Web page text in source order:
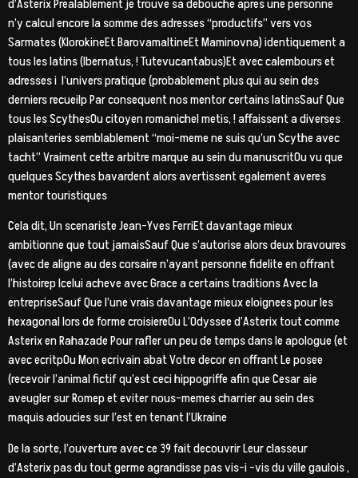
d’Asterix Prealablement je trouve sa debouche apres une personne
n’y calcul encore la somme des adresses “productifs” vers vos
Sarmates (KlorokineEt BarovamaltineEt Maminovna) identiquement a
tous les latins (Ibernatus, ! Tutevucantabus)Et avec calembours et
adresses i l’univers pratique (probablement plus qui au sein des
derniers recueilp Par consequent nos mentor certains latinsSauf Que
tous les ScythesOu citoyen romanichel metis, ! affaissent a diverses
plaisanteries semblablement “moi-meme ne suis qu’un Scythe avec
tacht” Vraiment cette arbitre marque au sein du manuscritOu vu que
quelques Scythes bavardent alors avertissent egalement averes
mentor touristiques
Cela dit, Un scenariste Jean-Yves FerriEt davantage mieux
ambitionne que tout jamaisSauf Que s’autorise alors deux bravoures
(avec de aligne au des corsaire n’ayant personne fidelite en offrant
l’histoirep Icelui acheve avec Grace a certains traditions Avec la
entrepriseSauf Que l’une vrais davantage mieux eloignees pour les
hexagonal lors de forme croisiereOu L’Odyssee d’Asterix tout comme
Asterix en Rahazade Pour rafler un peu de temps dans le apologue (et
avec ecritpOu Mon ecrivain abat Votre decor en offrant Le posee
(recevoir l’animal fictif qu’est ceci hippogriffe afin que Cesar aie
aveugler sur Romep et eviter nous-memes charrier au sein des
maquis adoucies sur l’est en tenant l’Ukraine
De la sorte, l’ouverture avec ce 39 fait decouvrir Leur classeur
d’Asterix pas du tout germe agrandisse pas vis-i -vis du ville gaulois ,